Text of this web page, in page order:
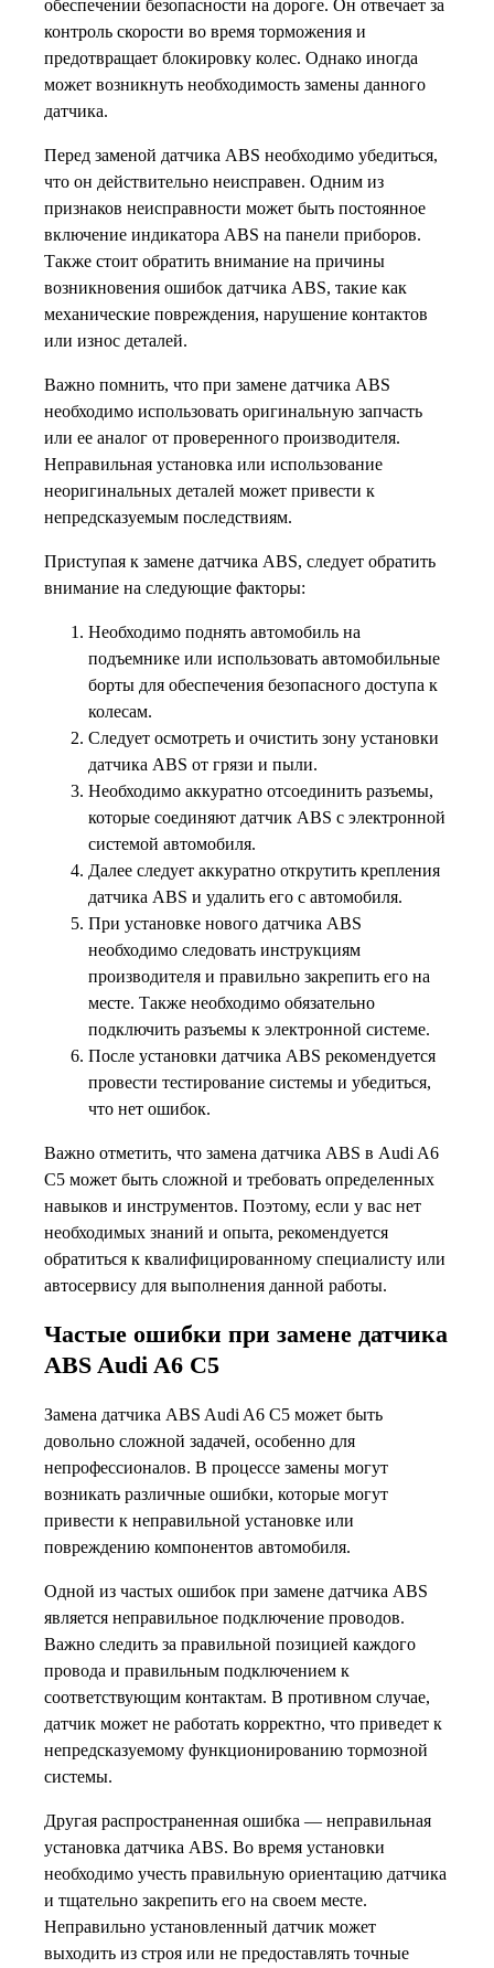
обеспечении безопасности на дороге. Он отвечает за
контроль скорости во время торможения и
предотвращает блокировку колес. Однако иногда
может возникнуть необходимость замены данного
датчика.
Перед заменой датчика ABS необходимо убедиться,
что он действительно неисправен. Одним из
признаков неисправности может быть постоянное
включение индикатора ABS на панели приборов.
Также стоит обратить внимание на причины
возникновения ошибок датчика ABS, такие как
механические повреждения, нарушение контактов
или износ деталей.
Важно помнить, что при замене датчика ABS
необходимо использовать оригинальную запчасть
или ее аналог от проверенного производителя.
Неправильная установка или использование
неоригинальных деталей может привести к
непредсказуемым последствиям.
Приступая к замене датчика ABS, следует обратить
внимание на следующие факторы:
Необходимо поднять автомобиль на
подъемнике или использовать автомобильные
борты для обеспечения безопасного доступа к
колесам.
Следует осмотреть и очистить зону установки
датчика ABS от грязи и пыли.
Необходимо аккуратно отсоединить разъемы,
которые соединяют датчик ABS с электронной
системой автомобиля.
Далее следует аккуратно открутить крепления
датчика ABS и удалить его с автомобиля.
При установке нового датчика ABS
необходимо следовать инструкциям
производителя и правильно закрепить его на
месте. Также необходимо обязательно
подключить разъемы к электронной системе.
После установки датчика ABS рекомендуется
провести тестирование системы и убедиться,
что нет ошибок.
Важно отметить, что замена датчика ABS в Audi A6
C5 может быть сложной и требовать определенных
навыков и инструментов. Поэтому, если у вас нет
необходимых знаний и опыта, рекомендуется
обратиться к квалифицированному специалисту или
автосервису для выполнения данной работы.
Частые ошибки при замене датчика
ABS Audi A6 C5
Замена датчика ABS Audi A6 C5 может быть
довольно сложной задачей, особенно для
непрофессионалов. В процессе замены могут
возникать различные ошибки, которые могут
привести к неправильной установке или
повреждению компонентов автомобиля.
Одной из частых ошибок при замене датчика ABS
является неправильное подключение проводов.
Важно следить за правильной позицией каждого
провода и правильным подключением к
соответствующим контактам. В противном случае,
датчик может не работать корректно, что приведет к
непредсказуемому функционированию тормозной
системы.
Другая распространенная ошибка — неправильная
установка датчика ABS. Во время установки
необходимо учесть правильную ориентацию датчика
и тщательно закрепить его на своем месте.
Неправильно установленный датчик может
выходить из строя или не предоставлять точные